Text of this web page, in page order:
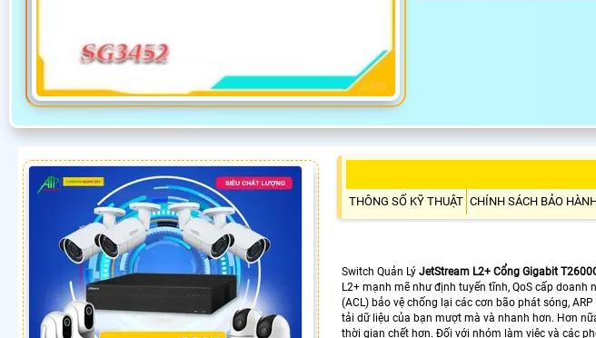
THÔNG SỐ KỸ THUẬT CHÍNH SÁCH BẢO
Switch Quản Lý JetStream L2+ Cổng Gigabit
L2+ mạnh mẽ như định tuyến tĩnh, QoS cấp
(ACL) bảo vệ chống lại các cơn bão phát sóng,
tải dữ liệu của bạn mượt mà và nhanh hơn. Hơn
thời gian chết hơn. Đối với nhóm làm việc và các